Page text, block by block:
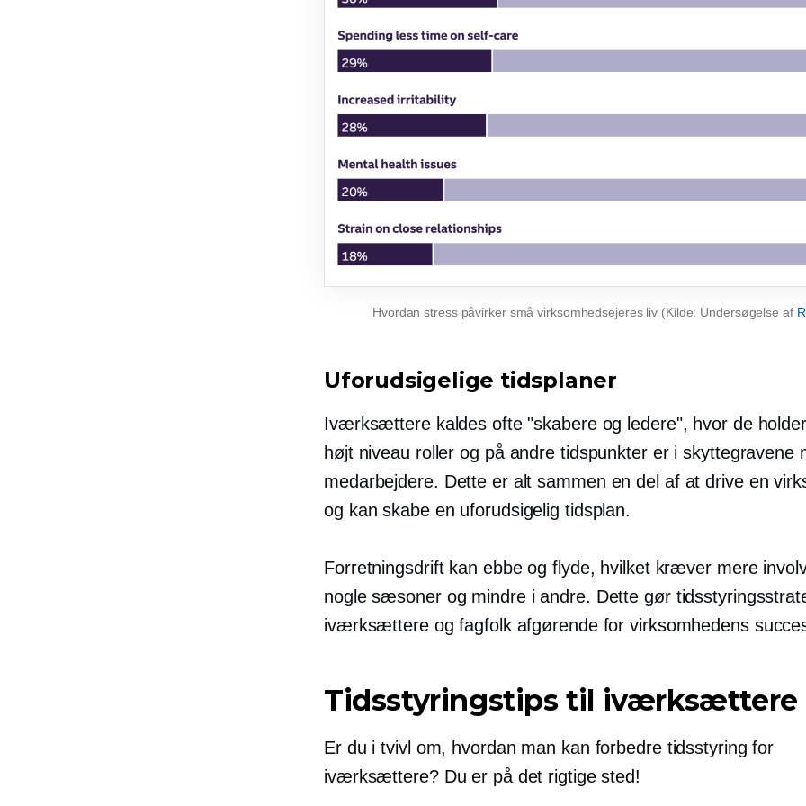
Hvordan stress påvirker små virksomhedsejeres liv (Kilde: Undersøgelse af
Uforudsigelige tidsplaner
Iværksættere kaldes ofte "skabere og ledere", hvor de holder
højt niveau roller og på andre tidspunkter er i skyttegravene
medarbejdere. Dette er alt sammen en del af at drive en
og kan skabe en uforudsigelig tidsplan.
Forretningsdrift kan ebbe og flyde, hvilket kræver mere
nogle sæsoner og mindre i andre. Dette gør
iværksættere og fagfolk afgørende for virksomhedens
Tidsstyringstips til iværksættere
Er du i tvivl om, hvordan man kan forbedre tidsstyring for
iværksættere? Du er på det rigtige sted!